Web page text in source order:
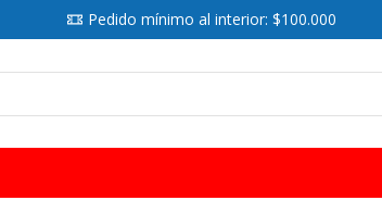
Pedido mínimo al interior: $100.000